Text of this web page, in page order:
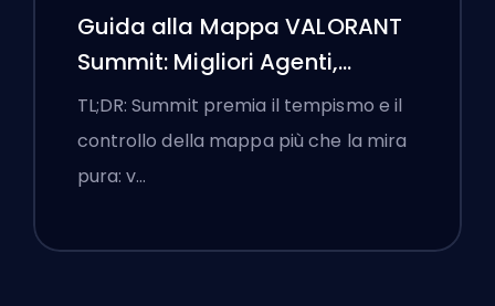
Guida alla Mappa VALORANT
Summit: Migliori Agenti,
Chiamate e Fumogeni
TL;DR: Summit premia il tempismo e il
controllo della mappa più che la mira
pura: v…